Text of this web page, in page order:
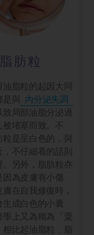
脂肪粒
油脂粒的起因大同
與
內分泌失調
致局部油脂分泌過
被堵塞而致。不
粒是呈白色的，與
，不仔細看的話則
。另外，脂肪粒亦
因為皮膚有小傷
膚在自我修復時，
成白色的小囊
學上又為稱為「粟
相比起油脂粒，脂